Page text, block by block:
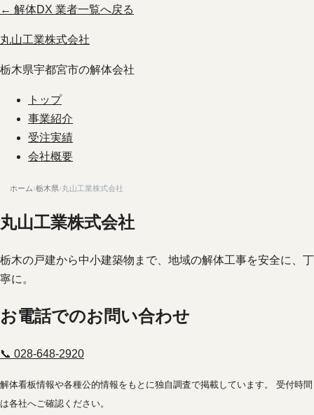
← 解体DX 業者一覧へ戻る
丸山工業株式会社
栃木県宇都宮市の解体会社
トップ
事業紹介
受注実績
会社概要
ホーム›栃木県›丸山工業株式会社
丸山工業株式会社
栃木の戸建から中小建築物まで、地域の解体工事を安全に、丁
寧に。
お電話でのお問い合わせ
📞 028-648-2920
解体看板情報や各種公的情報をもとに独自調査で掲載しています。 受付時間
は各社へご確認ください。